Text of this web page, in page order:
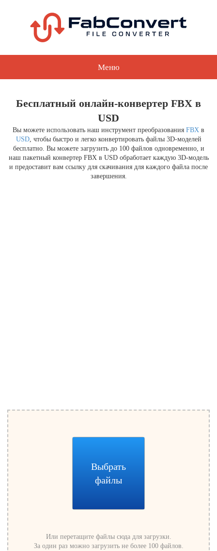
Меню
Бесплатный онлайн-конвертер FBX в
USD
Вы можете использовать наш инструмент преобразования FBX в
USD, чтобы быстро и легко конвертировать файлы 3D-моделей
бесплатно. Вы можете загрузить до 100 файлов одновременно, и
наш пакетный конвертер FBX в USD обработает каждую 3D-модель
и предоставит вам ссылку для скачивания для каждого файла после
завершения.
Выбрать
файлы
Или перетащите файлы сюда для загрузки.
За один раз можно загрузить не более 100 файлов.